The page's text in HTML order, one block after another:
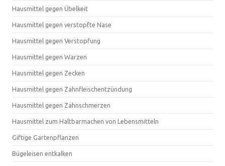
Hausmittel gegen Übelkeit
Hausmittel gegen verstopfte Nase
Hausmittel gegen Verstopfung
Hausmittel gegen Warzen
Hausmittel gegen Zecken
Hausmittel gegen Zahnfleischentzündung
Hausmittel gegen Zahnschmerzen
Hausmittel zum Haltbarmachen von Lebensmitteln
Giftige Gartenpflanzen
Bügeleisen entkalken